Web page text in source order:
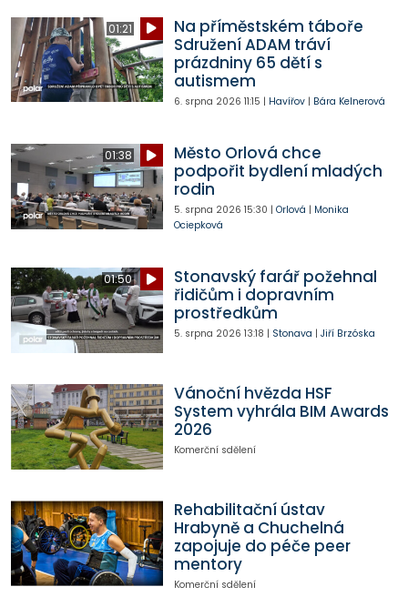
01:21
Na příměstském táboře
Sdružení ADAM tráví
prázdniny 65 dětí s
autismem
6. srpna 2026 11:15 | Havířov| Bára Kelnerová
01:38
Město Orlová chce
podpořit bydlení mladých
rodin
5. srpna 2026 15:30 | Orlová | Monika
Ociepková
01:50
Stonavský farář požehnal
řidičům i dopravním
prostředkům
5. srpna 2026 13:18 | Stonava | Jiří Brzóska
Vánoční hvězda HSF
System vyhrála BIM Awards
2026
Komerční sdělení
Rehabilitační ústav
Hrabyně a Chuchelná
zapojuje do péče peer
mentory
Komerční sdělení